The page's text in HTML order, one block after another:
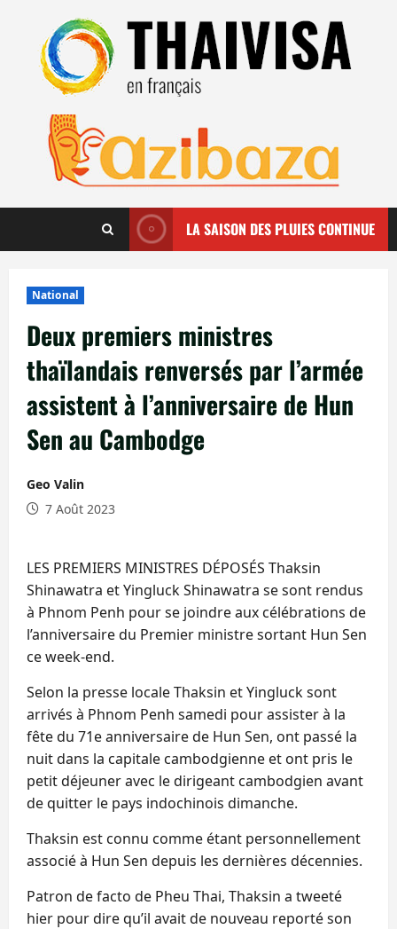
contenu
LA SAISON DES PLUIES CONTINUE
National
Deux premiers ministres
thaïlandais renversés par l’armée
assistent à l’anniversaire de Hun
Sen au Cambodge
Geo Valin
7 Août 2023
LES PREMIERS MINISTRES DÉPOSÉS Thaksin
Shinawatra et Yingluck Shinawatra se sont rendus
à Phnom Penh pour se joindre aux célébrations de
l’anniversaire du Premier ministre sortant Hun Sen
ce week-end.
Selon la presse locale Thaksin et Yingluck sont
arrivés à Phnom Penh samedi pour assister à la
fête du 71e anniversaire de Hun Sen, ont passé la
nuit dans la capitale cambodgienne et ont pris le
petit déjeuner avec le dirigeant cambodgien avant
de quitter le pays indochinois dimanche.
Thaksin est connu comme étant personnellement
associé à Hun Sen depuis les dernières décennies.
Patron de facto de Pheu Thai, Thaksin a tweeté
hier pour dire qu’il avait de nouveau reporté son